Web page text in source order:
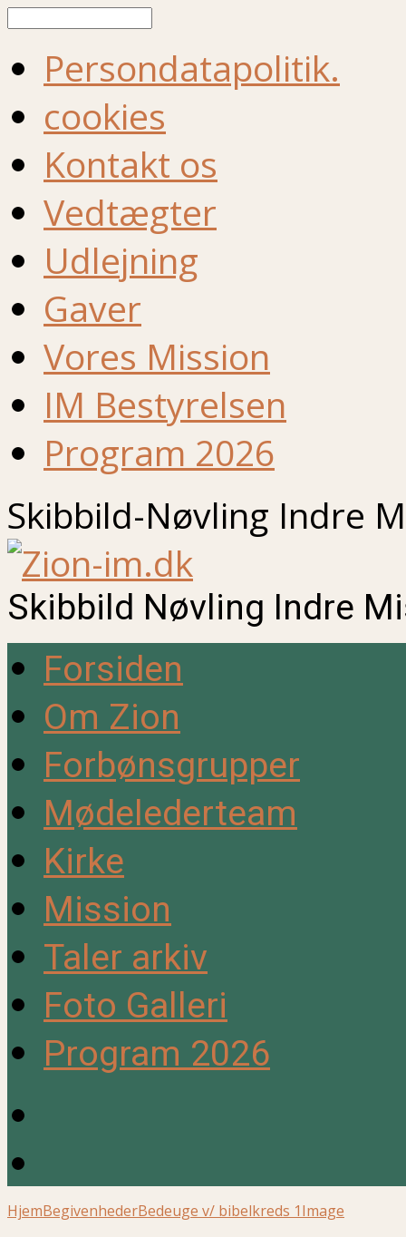
Persondatapolitik.
cookies
Kontakt os
Vedtægter
Udlejning
Gaver
Vores Mission
IM Bestyrelsen
Program 2026
Skibbild-Nøvling Indre
Skibbild Nøvling Indre
Forsiden
Om Zion
Forbønsgrupper
Mødelederteam
Kirke
Mission
Taler arkiv
Foto Galleri
Program 2026
HjemBegivenhederBedeuge v/ bibelkreds 1Image